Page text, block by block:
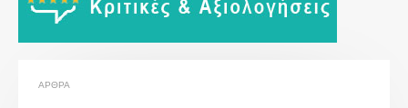
ΆΡΘΡΑ